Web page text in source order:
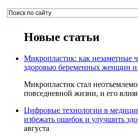
Новые статьи
Микропластик: как незаметные
здоровью беременных женщин и
Микропластик стал
повседневной жизни, и его
Цифровые технологии в
избежать ошибок и улучшить
августа